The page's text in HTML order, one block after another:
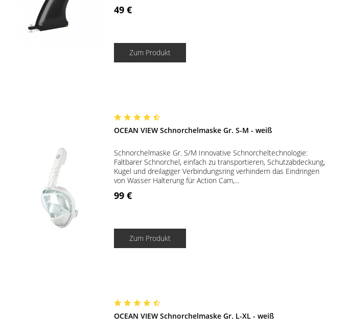
49 €
Zum Produkt
OCEAN VIEW Schnorchelmaske Gr. S-M - weiß
Schnorchelmaske Gr. S/M Innovative Schnorcheltechnologie:
Faltbarer Schnorchel, einfach zu transportieren, Schutzabdeckung,
Kugel und dreilagiger Verbindungsring verhindern das Eindringen
von Wasser Halterung für Action Cam,...
99 €
Zum Produkt
OCEAN VIEW Schnorchelmaske Gr. L-XL - weiß